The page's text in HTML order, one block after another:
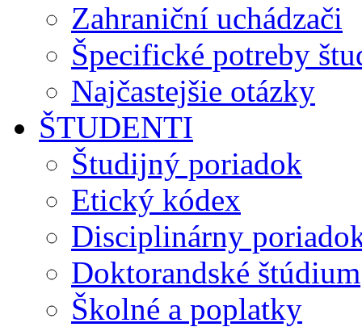
Zahraniční uchádzači
Špecifické potreby
Najčastejšie otázky
ŠTUDENTI
Študijný poriadok
Etický kódex
Disciplinárny
Doktorandské štúdium
Školné a poplatky